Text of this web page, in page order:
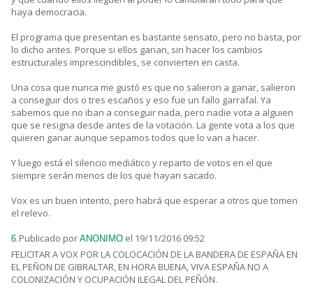
haya democracia.
El programa que presentan es bastante sensato, pero no basta, por
lo dicho antes. Porque si ellos ganan, sin hacer los cambios
estructurales imprescindibles, se convierten en casta.
Una cosa que nunca me gustó es que no salieron a ganar, salieron
a conseguir dos o tres escaños y eso fue un fallo garrafal. Ya
sabemos que no iban a conseguir nada, pero nadie vota a alguien
que se resigna desde antes de la votación. La gente vota a los que
quieren ganar aunque sepamos todos que lo van a hacer.
Y luego está el silencio mediático y reparto de votos en el que
siempre serán menos de los que hayan sacado.
Vox es un buen intento, pero habrá que esperar a otros que tomen
el relevo.
6.Publicado por ANONIMO el 19/11/2016 09:52
FELICITAR A VOX POR LA COLOCACIÓN DE LA BANDERA DE ESPAÑA EN
EL PEÑON DE GIBRALTAR, EN HORA BUENA, VIVA ESPAÑA NO A
COLONIZACIÓN Y OCUPACIÓN ILEGAL DEL PEÑÓN.